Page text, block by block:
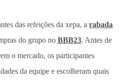
das refeições da xepa, a rabada
do grupo no BBB23. Antes de
o mercado, os participantes
da equipe e escolheram quais